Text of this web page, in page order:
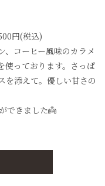
円(税込)
、コーヒー風味のカラメ
使っております。さっぱ
を添えて。優しい甘さの
できました👼